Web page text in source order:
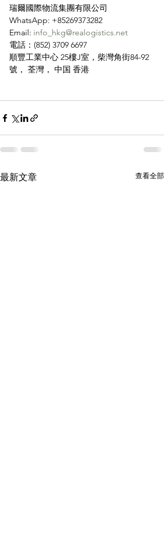
瑞爾國際物流集團有限公司
WhatsApp: +85269373282
Email: info_hkg@realogistics.net
電話：(852) 3709 6697
順豐工業中心 25樓J室，柴灣角街84-92
號， 荃灣， 中国 香港
最新文章 查看全部